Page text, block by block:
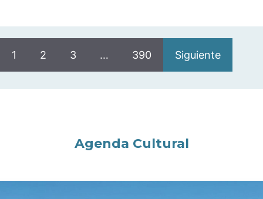
1 2 3 … 390 Siguiente
Agenda Cultural